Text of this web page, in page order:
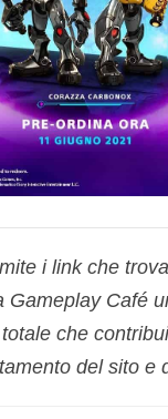
i link che
Gameplay Café
che
del sito e